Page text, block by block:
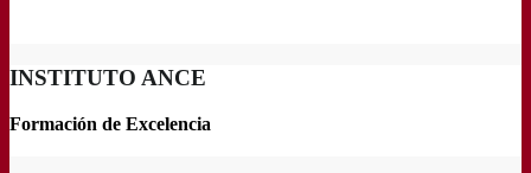
INSTITUTO ANCE
Formación de Excelencia